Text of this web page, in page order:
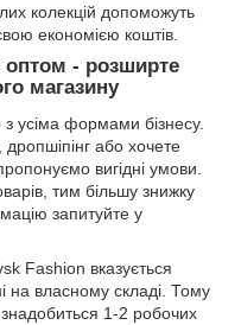
колекцій допоможуть
економією коштів.
оптом - розширте
магазину
усіма формами бізнесу.
дропшіпінг або хочете
вигідні умови.
тим більшу знижку
запитуйте у
Fashion вказується
на власному складі. Тому
1-2 робочих